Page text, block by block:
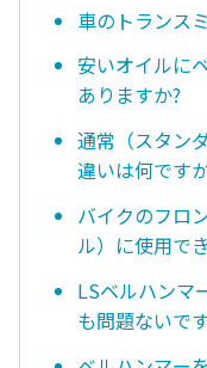
車のトランス
安いオイルに
ありますか?
通常（スタン
違いは何です
バイクのフロ
ル）に使用で
LSベルハンマ
も問題ないで